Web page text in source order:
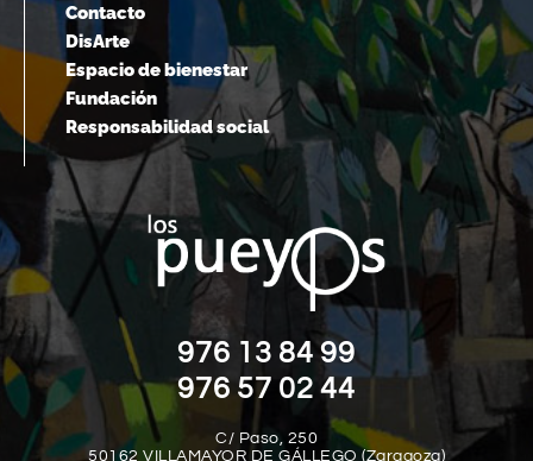
Contacto
DisArte
Espacio de bienestar
Fundación
Responsabilidad social
976 13 84 99
976 57 02 44
C/ Paso, 250
50162 VILLAMAYOR DE GÁLLEGO (Zaragoza)